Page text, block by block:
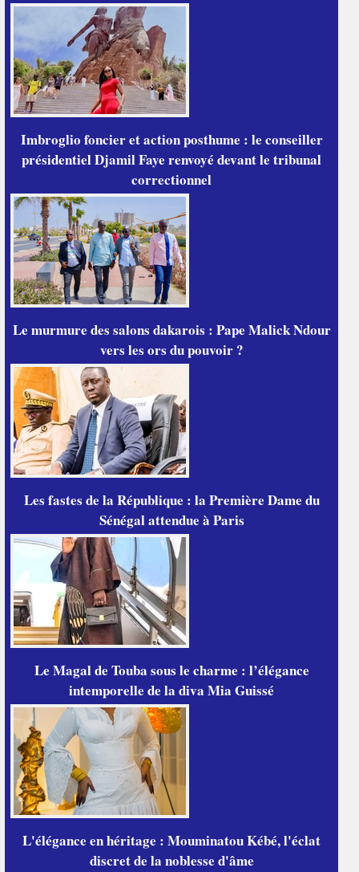
Imbroglio foncier et action posthume : le conseiller
présidentiel Djamil Faye renvoyé devant le tribunal
correctionnel
Le murmure des salons dakarois : Pape Malick Ndour
vers les ors du pouvoir ?
Les fastes de la République : la Première Dame du
Sénégal attendue à Paris
Le Magal de Touba sous le charme : l’élégance
intemporelle de la diva Mia Guissé
L'élégance en héritage : Mouminatou Kébé, l'éclat
discret de la noblesse d'âme